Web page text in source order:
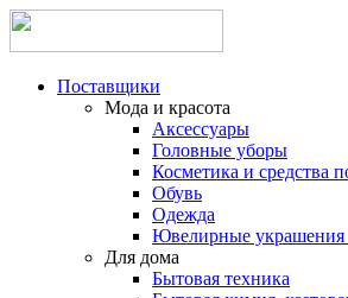
Поставщики
Мода и красота
Аксессуары
Головные уборы
Косметика и средства
Обувь
Одежда
Ювелирные украшения
Для дома
Бытовая техника